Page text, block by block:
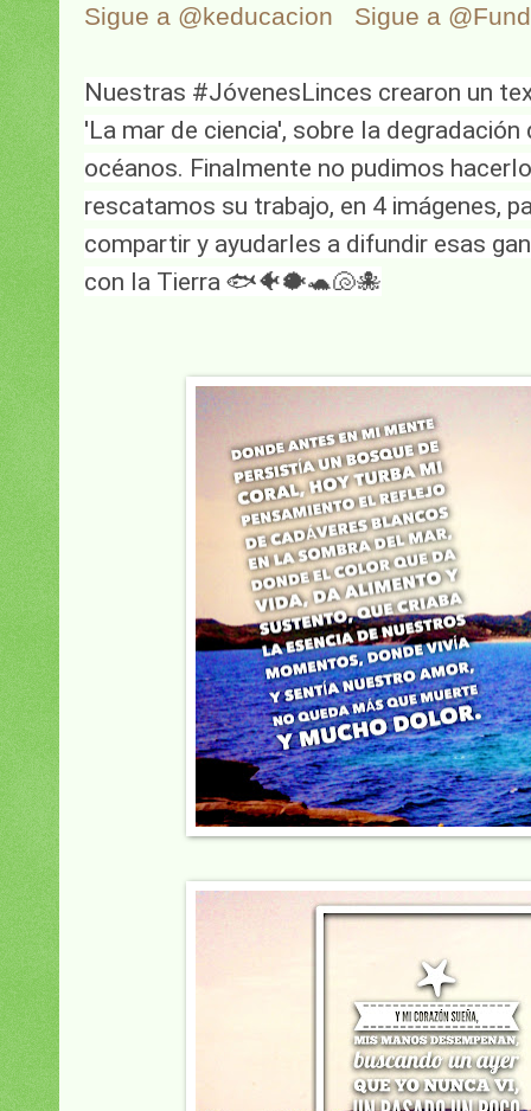
Sigue a @keducacion Sigue a
Nuestras #JóvenesLinces crearon un
'La mar de ciencia', sobre la
océanos. Finalmente no pudimos
rescatamos su trabajo, en 4 imágenes,
compartir y ayudarles a difundir esas
con la Tierra 🐟🐠🐡🐢🐚🐙